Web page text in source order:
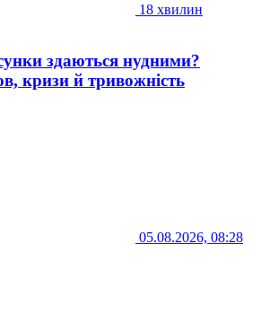
18 хвилин
здаються нудними?
кризи й тривожність
05.08.2026, 08:28